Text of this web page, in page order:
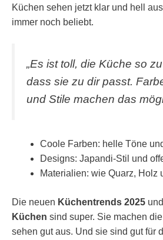
Küchen sehen jetzt klar und hell
immer noch beliebt.
„Es ist toll, die Küche so
dass sie zu dir passt.
und Stile machen das
Coole Farben: helle Töne
Designs: Japandi-Stil und
Materialien: wie Quarz, Holz
Die neuen Küchentrends 2025 und
Küchen sind super. Sie machen
sehen gut aus. Und sie sind gut für